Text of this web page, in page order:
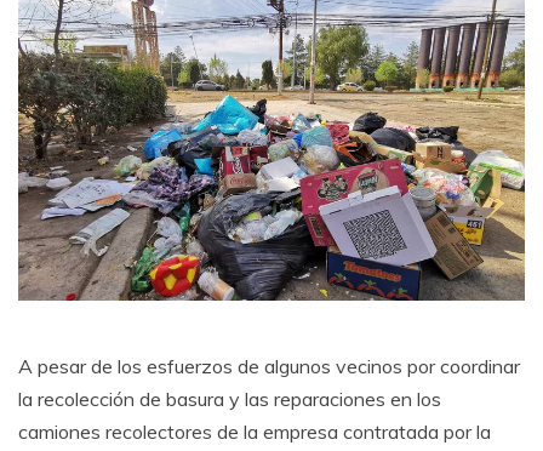
A pesar de los esfuerzos de algunos vecinos por coordinar
la recolección de basura y las reparaciones en los
camiones recolectores de la empresa contratada por la